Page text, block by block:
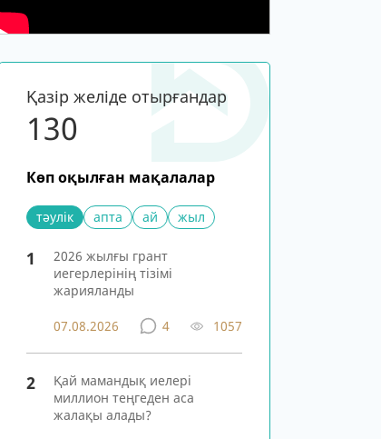
Қазір желіде отырғандар
120
Көп оқылған мақалалар
тәулік апта ай жыл
1
2026 жылғы грант
иегерлерінің тізімі
жарияланды
07.08.2026 4 1057
2
Қай мамандық иелері
миллион теңгеден аса
жалақы алады?